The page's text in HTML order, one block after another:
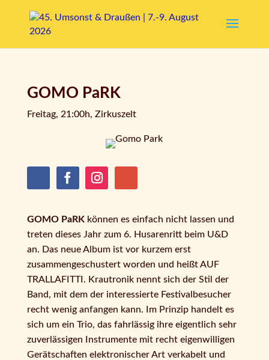
GOMO PaRK
Freitag, 21:00h, Zirkuszelt
GOMO PaRKkönnen es einfach nicht lassen und
treten dieses Jahr zum 6. Husarenritt beim U&D
an. Das neue Album ist vor kurzem erst
zusammengeschustert worden und heißt AUF
TRALLAFITTI. Krautronik nennt sich der Stil der
Band, mit dem der interessierte Festivalbesucher
recht wenig anfangen kann. Im Prinzip handelt es
sich um ein Trio, das fahrlässig ihre eigentlich sehr
zuverlässigen Instrumente mit recht eigenwilligen
Gerätschaften elektronischer Art verkabelt und